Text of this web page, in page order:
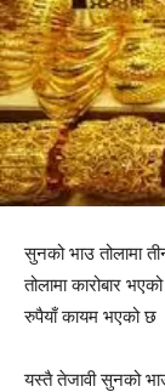
सुनको भाउ तोलामा
तोलामा कारोबार
रुपैयाँ कायम भएको छ
यस्तै तेजावी सुनको